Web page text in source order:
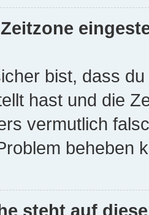
bist, dass
hast und die
vermutlich
beheben
steht auf